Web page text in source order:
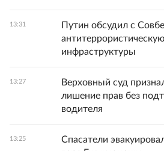
13:31
Путин обсудил с
инфраструктуры
13:27
Верховный суд
лишение прав без
водителя
13:25
Спасатели